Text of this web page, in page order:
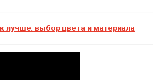
лучше: выбор цвета и материала